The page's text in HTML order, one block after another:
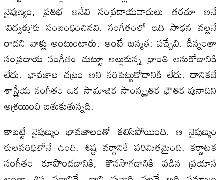
నైపుణ్యం, ప్రతిభ అనేవి సంప్రదాయవాదులు తరచూ అనే
‘విద్వత్తు’కు సంబంధించినవి. సంగీతంలో ఇది సాధన వల్లనే
రాదని వాళ్లు అంటుంటారు. అంటే జన్మత: వచ్చేవి. దీన్నంతా
సంప్రదాయ సంగీతం చుట్టూ అల్లుకున్న భ్రాంతి అనుకోడానికి
లేదు. భావజాల చట్రం అని సరిపెట్టుకోడానికి లేదు. దానికదే
శాస్త్రీయ సంగీతం ఒక సామాజిక సాంస్కృతిక భౌతిక పునాదిని
ఆశ్రయించి బతుకుతున్నది.
కాబట్టే నైపుణ్యం భావజాలంతో కలిసిపోయింది. ఆ నైపుణ్యం
కులపరిధిలోనే ఉంది. శిష్ట వర్గానికే పరిమితమైంది. కర్ణాటక
సంగీతం రూపొందడానికి, కొనసాగడానికి పడిన ప్రయాస